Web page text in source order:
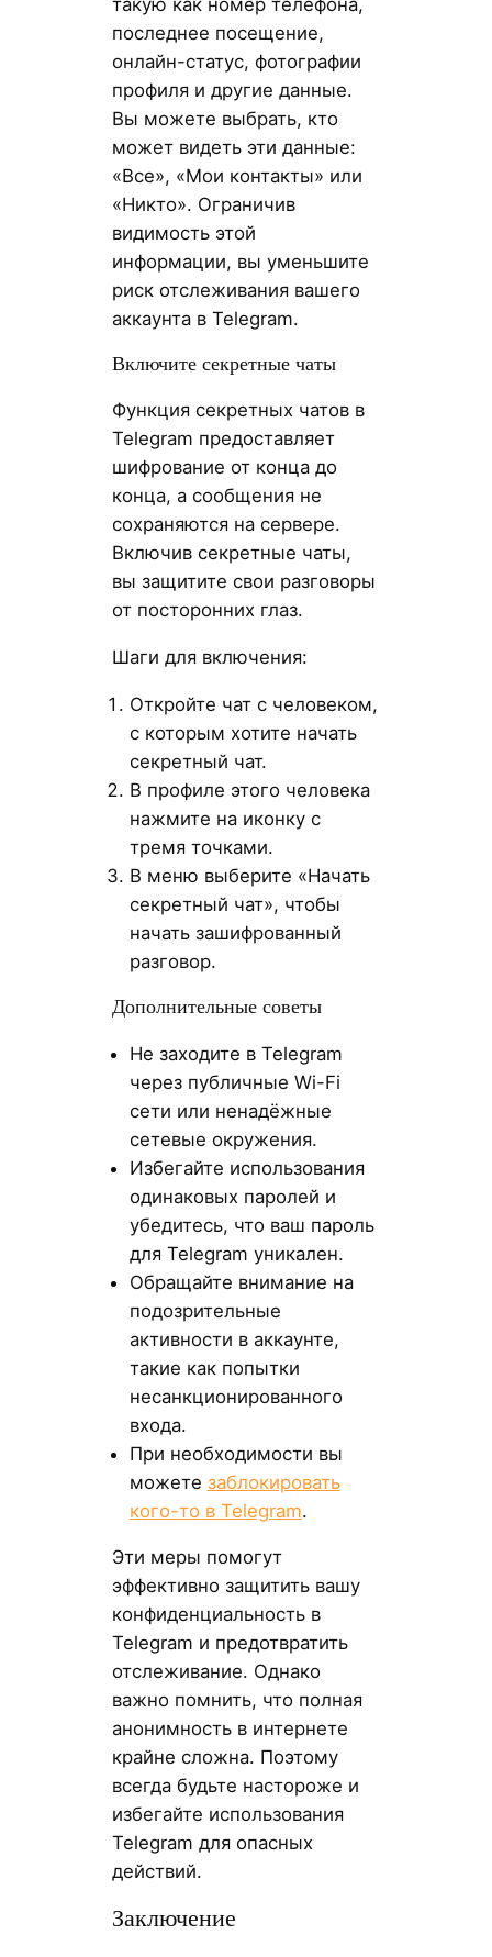
последнее посещение,
онлайн-статус, фотографии
профиля и другие данные.
Вы можете выбрать, кто
может видеть эти данные:
«Все», «Мои контакты» или
«Никто». Ограничив
видимость этой
информации, вы уменьшите
риск отслеживания вашего
аккаунта в Telegram.
Включите секретные чаты
Функция секретных чатов в
Telegram предоставляет
шифрование от конца до
конца, а сообщения не
сохраняются на сервере.
Включив секретные чаты,
вы защитите свои разговоры
от посторонних глаз.
Шаги для включения:
Откройте чат с человеком,
с которым хотите начать
секретный чат.
В профиле этого человека
нажмите на иконку с
тремя точками.
В меню выберите «Начать
секретный чат», чтобы
начать зашифрованный
разговор.
Дополнительные советы
Не заходите в Telegram
через публичные Wi-Fi
сети или ненадёжные
сетевые окружения.
Избегайте использования
одинаковых паролей и
убедитесь, что ваш пароль
для Telegram уникален.
Обращайте внимание на
подозрительные
активности в аккаунте,
такие как попытки
несанкционированного
входа.
При необходимости вы
можете заблокировать
кого-то в Telegram.
Эти меры помогут
эффективно защитить вашу
конфиденциальность в
Telegram и предотвратить
отслеживание. Однако
важно помнить, что полная
анонимность в интернете
крайне сложна. Поэтому
всегда будьте настороже и
избегайте использования
Telegram для опасных
действий.
Заключение